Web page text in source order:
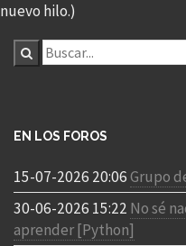
nuevo hilo.)
EN LOS FOROS
15-07-2026 20:06Grupo
30-06-2026 15:22 No sé
aprender [Python]